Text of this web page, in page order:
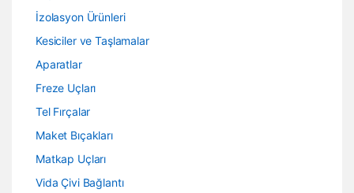
İzolasyon Ürünleri
Kesiciler ve Taşlamalar
Aparatlar
Freze Uçları
Tel Fırçalar
Maket Bıçakları
Matkap Uçları
Vida Çivi Bağlantı